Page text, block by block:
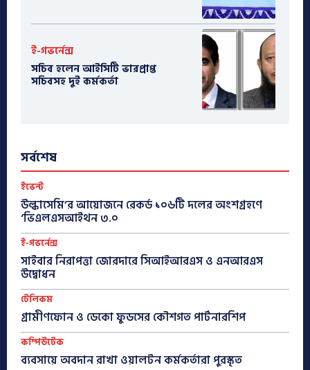
ই-গভর্নেন্স
সচিব হলেন আইসিটি ভারপ্রাপ্ত
সচিবসহ দুই কর্মকর্তা
সর্বশেষ
ইভেন্ট
উল্কাসেমি’র আয়োজনে রেকর্ড ১০৬টি দলের অংশগ্রহণে
‘ভিএলএসআইথন ৩.০
ই-গভর্নেন্স
সাইবার নিরাপত্তা জোরদারে সিআইআরএস ও এনআরএস
উদ্বোধন
টেলিকম
গ্রামীণফোন ও ডেকো ফুডসের কৌশগত পার্টনারশিপ
কম্পিউটেক
ব্যবসায়ে অবদান রাখা ওয়ালটন কর্মকর্তারা পুরস্কৃত